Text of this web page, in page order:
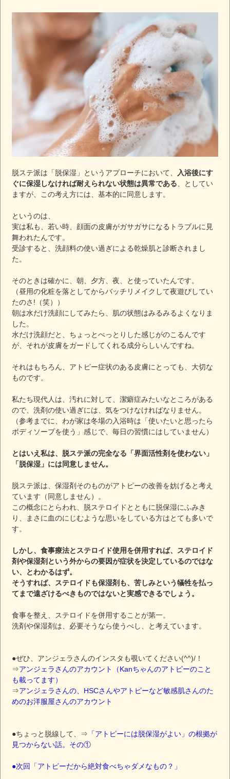
脱ステ派は「脱保湿」というアプローチにおいて、
入浴後にす
ぐに保湿しなければ耐えられない状態は異常である 、としてい
ますが、この考え方には、基本的に同意します。
というのは、
実は私も、若い時、顔面の皮膚がガサガサになるトラブルに見
舞われたんです。
受診すると、洗顔料の使い過ぎによる乾燥肌と診断されまし
た。
そのときは確かに、朝、夕方、夜、と使っていたんです。
（昼用の化粧を落としてからバッチリメイクして夜遊びしてい
たのさ!（笑））
朝は水だけ洗顔にしてみたら、肌の状態はみるみるよくなりま
した。
水だけ洗顔だと、ちょっとぺっとりした感じがのこるんです
が、それが皮膚をガードしてくれる成分らしいんですね。
それはもちろん、アトピー症状のある皮膚にとっても、大切な
ものです。
私たち現代人は、汚れに対して、潔癖症みたいなところがある
ので、洗剤の使い過ぎには、気をつけなければなりません。
（参考までに、わが家は冬場の入浴時は「使いたいと思ったら
ボディソープを使う」感じで、毎日の習慣にはしていません）
とはいえ私は、脱ステ派の完全なる「界面活性剤を使わない」
「脱保湿」には同意しません。
脱ステ派は、保湿剤そのものがアトピーの改善を妨げると考え
ています（同意しません）。
この概念にとらわれ、脱ステロイドとともに脱保湿にふみき
り、まさに血のにじむような思いをしている方はとても多いで
す。
しかし、食事療法とステロイド使用を併用すれば、ステロイド
剤や保湿剤という外からの要因が症状を決定しているのではな
い、とわかるはず。
そうすれば、ステロイドも保湿剤も、苦しみという犠牲を払っ
てまで遠ざけるべきものではないと実感できるでしょう。
食事を整え、ステロイドを併用することが第一。
洗剤や保湿剤は、必要そうなら使うべし、と考えています。
●ぜひ、アンジェラさんのインスタも覗いてください(^^)/！
⇒アンジェラさんのアカウント（Kanちゃんのアトピーのこと
も載ってます）
⇒アンジェラさんの、HSCさんやアトピーなど敏感肌さんのた
めのお洋服屋さんのアカウント
●ちょっと脱線して、⇒ 「アトピーには脱保湿がよい」の根拠が
見つからない話。その①
●次回 「アトピーだから絶対食べちゃダメなもの？」